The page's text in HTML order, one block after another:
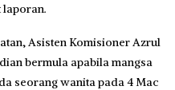
laporan.
Asisten Komisioner Azrul
bermula apabila mangsa
seorang wanita pada 4 Mac